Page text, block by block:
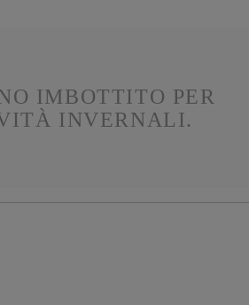
IMBOTTITO PER
INVERNALI.